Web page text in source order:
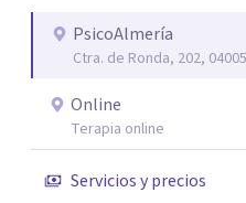
personalizado. Utilizo diferentes técnicas psicológicas
aunque mi especialidad es
eficacia, reduciendo el tiempo de tratamiento y
consiguiendo cambios
¿Tienes dudas de cómo
PsicoAlmería
Ctra. de Ronda, 202,
Online
Terapia online
Servicios y precios